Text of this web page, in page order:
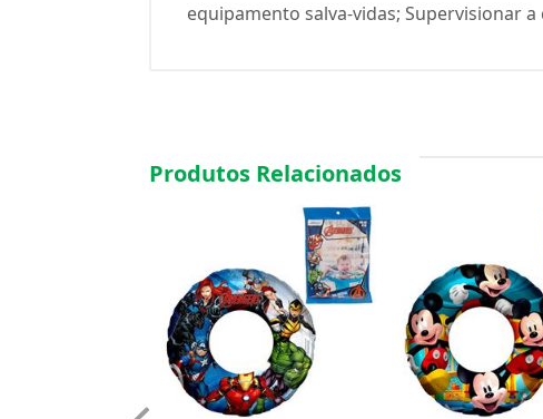
equipamento salva-vidas; Supervisionar
Produtos Relacionados